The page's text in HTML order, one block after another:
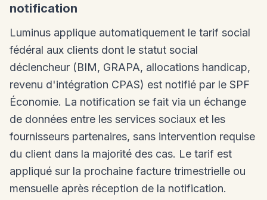
notification
Luminus applique automatiquement le tarif social
fédéral aux clients dont le statut social
déclencheur (BIM, GRAPA, allocations handicap,
revenu d'intégration CPAS) est notifié par le SPF
Économie. La notification se fait via un échange
de données entre les services sociaux et les
fournisseurs partenaires, sans intervention requise
du client dans la majorité des cas. Le tarif est
appliqué sur la prochaine facture trimestrielle ou
mensuelle après réception de la notification.